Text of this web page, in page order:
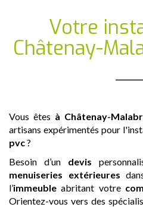
Votre
Châtenay-
Vous êtes à Châtenay-
artisans expérimentés pour
pvc?
Besoin d’un devis
menuiseries extérieures
l’immeuble abritant votre
Orientez-vous vers des